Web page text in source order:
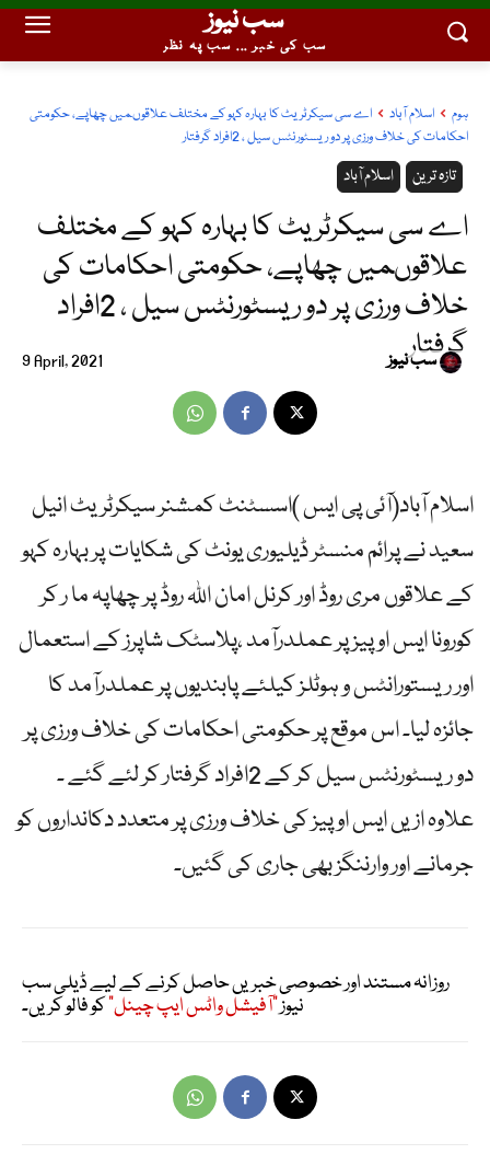
سب نیوز
سب کی خبر ... سب پہ نظر
ہوم اسلام آباد
اے سی سیکرٹریٹ کا بہارہ کہو کے مختلف علاقوںمیں چھاپے، حکومتی
احکامات کی خلاف ورزی پر دو ریسٹورنٹس سیل ، 2افراد گرفتار
اسلام آباد تازہ ترین
اے سی سیکرٹریٹ کا بہارہ کہو کے مختلف
علاقوںمیں چھاپے، حکومتی احکامات کی
خلاف ورزی پر دو ریسٹورنٹس سیل ، 2افراد
گرفتار
9 April, 2021 سب نیوز
اسلام آباد(آئی پی ایس )اسسٹنٹ کمشنر سیکرٹریٹ انیل
سعید نے پرائم منسٹر ڈیلیوری یونٹ کی شکایات پر بہارہ کہو
کے علاقوں مری روڈ اور کرنل امان اللہ روڈ پر چھاپہ ما ر کر
کورونا ایس او پیز پر عملدرآمد ،پلاسٹک شاپرز کے استعمال
اور ریستورانٹس و ہوٹلز کیلئے پابندیوں پر عملدرآمد کا
جائزہ لیا۔ اس موقع پر حکومتی احکامات کی خلاف ورزی پر
دو ریسٹورنٹس سیل کر کے 2افراد گرفتار کر لئے گئے ۔
علاوہ ازیں ایس او پیز کی خلاف ورزی پر متعدد دکانداروں کو
جرمانے اور وارننگز بھی جاری کی گئیں۔
روزانہ مستند اور خصوصی خبریں حاصل کرنے کے لیے ڈیلی سب
نیوز"آفیشل واٹس ایپ چینل"کو فالو کریں۔